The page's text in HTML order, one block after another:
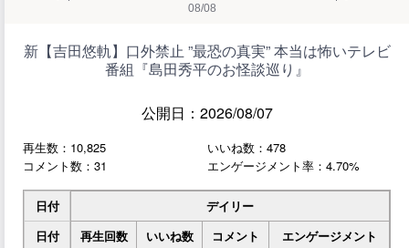
新【吉田悠軌】口外禁止 ”最恐の真実” 本当は怖いテレビ
番組『島田秀平のお怪談巡り』
公開日：2026/08/07
再生数：10,825
いいね数：478
コメント数：31
エンゲージメント率：4.70%
日付
デイリー
日付
再生回数 いいね数 コメント
エンゲージメント